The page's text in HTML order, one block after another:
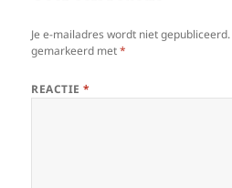
Je e-mailadres wordt niet gepubliceerd.
gemarkeerd met*
REACTIE*